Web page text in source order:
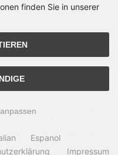
© 2009-2026
finden Sie in unserer
Espanol
Impressum